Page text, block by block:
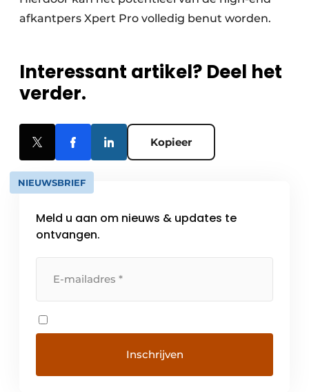
afkantpers Xpert Pro volledig benut worden.
Interessant artikel? Deel het
verder.
Kopieer
NIEUWSBRIEF
Meld u aan om nieuws & updates te
ontvangen.